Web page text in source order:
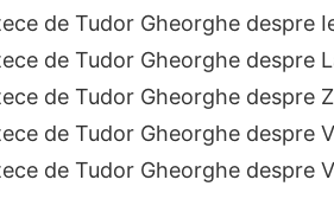
de Tudor Gheorghe despre
de Tudor Gheorghe despre
de Tudor Gheorghe despre
de Tudor Gheorghe despre
de Tudor Gheorghe despre